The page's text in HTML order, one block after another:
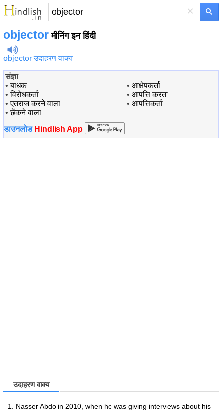
×
objector मीनिंग इन हिंदी
objector उदाहरण वाक्य
संज्ञा
•बाधक
•विरोधकर्ता
•एतराज करने वाला
•छेंकने वाला
• आक्षेपकर्ता
• आपत्ति करता
• आपत्तिकर्ता
डाउनलोड Hindlish App
उदाहरण वाक्य
Nasser Abdo in 2010, when he was giving interviews about his